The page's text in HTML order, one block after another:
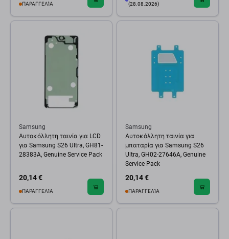
ΠΑΡΑΓΓΕΛΊΑ
(28.08.2026)
Samsung
Αυτοκόλλητη ταινία για LCD
για Samsung S26 Ultra, GH81-
28383A, Genuine Service Pack
20,14 €
ΠΑΡΑΓΓΕΛΊΑ
Samsung
Αυτοκόλλητη ταινία για
μπαταρία για Samsung S26
Ultra, GH02-27646A, Genuine
Service Pack
20,14 €
ΠΑΡΑΓΓΕΛΊΑ